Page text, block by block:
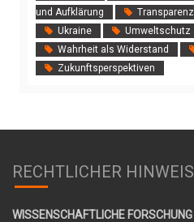
und Aufklärung
Transparenz
Ukraine
Umweltschutz
Wahrheit als Widerstand
Zukunftsperspektiven
RECHTLICHER HINWEIS
WISSENSCHAFTLICHE FORSCHUNG